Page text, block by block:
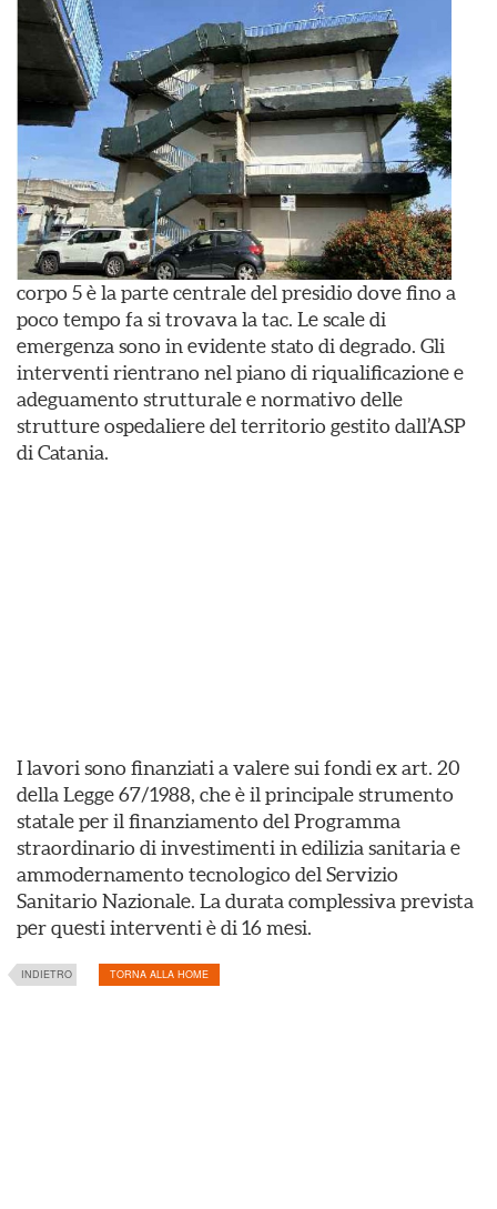
corpo 5 è la parte centrale del presidio dove fino a
poco tempo fa si trovava la tac. Le scale di
emergenza sono in evidente stato di degrado. Gli
interventi rientrano nel piano di riqualificazione e
adeguamento strutturale e normativo delle
strutture ospedaliere del territorio gestito dall’ASP
di Catania.
I lavori sono finanziati a valere sui fondi ex art. 20
della Legge 67/1988, che è il principale strumento
statale per il finanziamento del Programma
straordinario di investimenti in edilizia sanitaria e
ammodernamento tecnologico del Servizio
Sanitario Nazionale. La durata complessiva prevista
per questi interventi è di 16 mesi.
INDIETRO TORNA ALLA HOME